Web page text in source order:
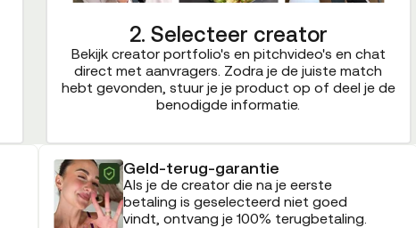
2. Selecteer creator
Bekijk creator portfolio's en pitchvideo's en chat
direct met aanvragers. Zodra je de juiste match
hebt gevonden, stuur je je product op of deel je de
benodigde informatie.
Geld-terug-garantie
Als je de creator die na je eerste
betaling is geselecteerd niet goed
vindt, ontvang je 100% terugbetaling.